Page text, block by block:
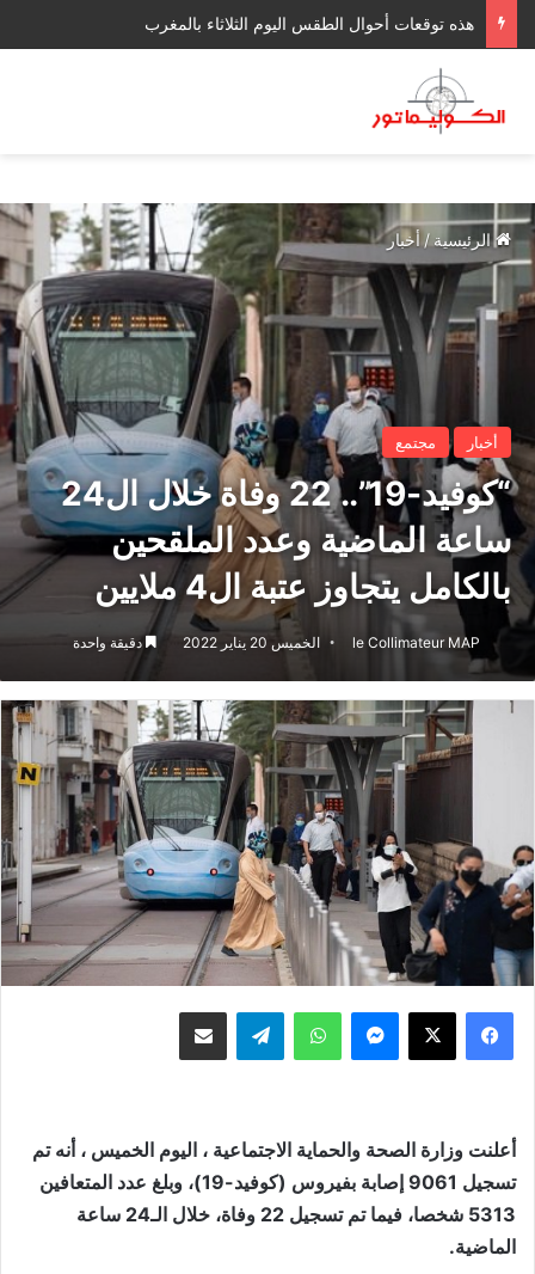
هذه توقعات أحوال الطقس اليوم الثلاثاء بالمغرب
الرئيسية / أخبار
أخبار مجتمع
“كوفيد-19”.. 22 وفاة خلال ال24
ساعة الماضية وعدد الملقحين
بالكامل يتجاوز عتبة ال4 ملايين
le Collimateur MAP الخميس 20 يناير 2022 دقيقة واحدة
واتساب تيلقرام
أعلنت وزارة الصحة والحماية الاجتماعية ، اليوم الخميس ، أنه تم
تسجيل 9061 إصابة بفيروس (كوفيد-19)، وبلغ عدد المتعافين
5313 شخصا، فيما تم تسجيل 22 وفاة، خلال الـ24 ساعة
الماضية.